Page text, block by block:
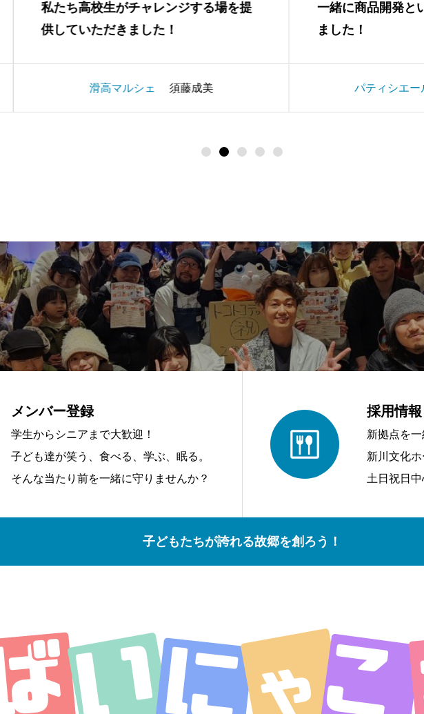
私たち高校生がチャレンジする場を提
供していただきました！
滑高マルシェ 須藤成美
一緒に商品開発という新
パティシエール 山田
メンバー登録
学生からシニアまで大歓迎！
子ども達が笑う、食べる、学ぶ、眠る。
そんな当たり前を一緒に守りませんか？
採用情報
新拠点を一
新川文化ホ
土日祝日中
子どもたちが誇れる故郷を創ろう！